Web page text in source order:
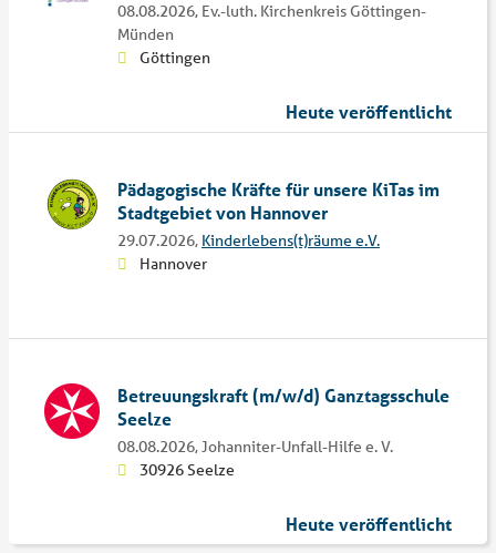
08.08.2026, Ev.-luth. Kirchenkreis Göttingen-
Münden
Göttingen
Heute veröffentlicht
Pädagogische Kräfte für unsere KiTas im
Stadtgebiet von Hannover
29.07.2026, Kinderlebens(t)räume e.V.
Hannover
Betreuungskraft (m/w/d) Ganztagsschule
Seelze
08.08.2026,Johanniter-Unfall-Hilfe e. V.
30926 Seelze
Heute veröffentlicht